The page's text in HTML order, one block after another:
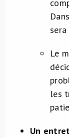
Le
les
Un